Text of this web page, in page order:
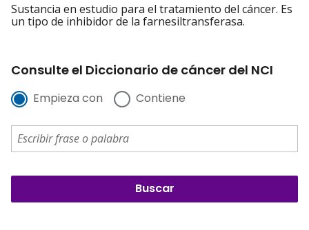
Sustancia en estudio para el tratamiento del cáncer. Es
un tipo de inhibidor de la farnesiltransferasa.
Consulte el Diccionario de cáncer del NCI
Empieza con Contiene